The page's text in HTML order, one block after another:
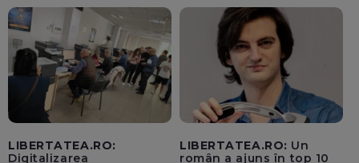
pentru instaurarea
„cenzurii” pe platforma X
LIBERTATEA.RO:
Digitalizarea
LIBERTATEA.RO: Un
român a ajuns în top 10